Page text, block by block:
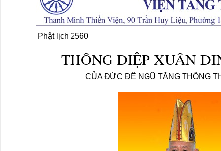
Phật lịch 2560 Số
THÔNG ÐIỆP XUÂN
CỦA ĐỨC ĐỆ NGŨ TĂNG THỐNG